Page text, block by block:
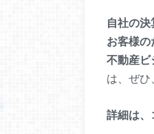
自社の決
お客様の
不動産ビ
は、ぜひ
詳細は